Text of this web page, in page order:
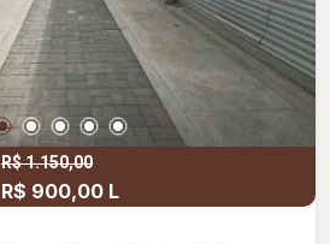
R$ 1.150,00
R$ 900,00 L